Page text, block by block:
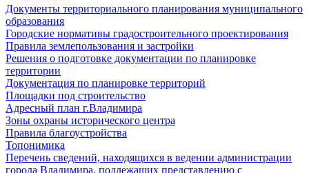
Документы территориального планирования муниципального
образования
Городские нормативы градостроительного проектирования
Правила землепользования и застройки
Решения о подготовке документации по планировке
территории
Документация по планировке территорий
Площадки под строительство
Адресный план г.Владимира
Зоны охраны исторического центра
Правила благоустройства
Топонимика
Перечень сведений, находящихся в ведении администрации
города Владимира, подлежащих представлению с